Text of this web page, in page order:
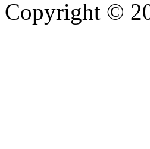
Copyright ©